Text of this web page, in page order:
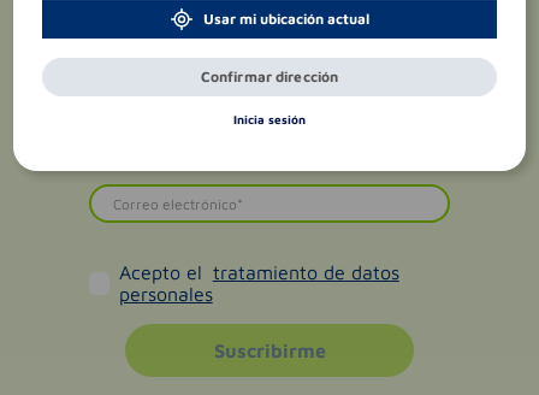
Acepto el tratamiento de datos
personales
Suscribirme
Usar mi ubicación actual
Confirmar dirección
Inicia sesión